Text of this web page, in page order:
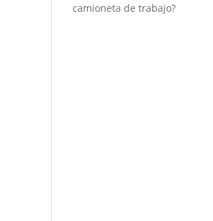
camioneta de trabajo?